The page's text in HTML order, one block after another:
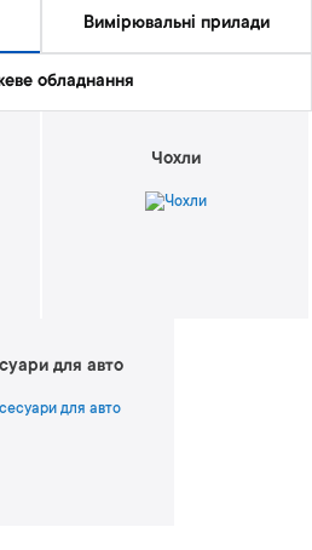
Вимірювальні прилади
обладнання
Чохли
для авто